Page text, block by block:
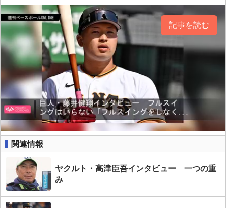
記事を読む
関連情報
ヤクルト・高津臣吾インタビュー 一つの重
み